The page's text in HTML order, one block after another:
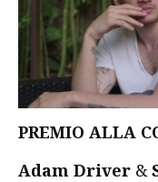
PREMIO ALLA
Adam Driver &